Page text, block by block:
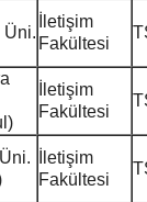
Üni.
İletişim
Fakültesi
İletişim
Fakültesi
İletişim
Fakültesi